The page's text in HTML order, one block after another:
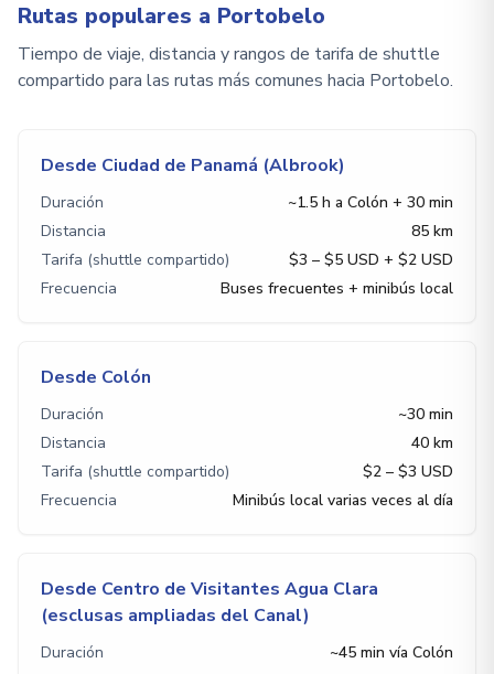
Rutas populares a Portobelo
Tiempo de viaje, distancia y rangos de tarifa de shuttle
compartido para las rutas más comunes hacia Portobelo.
Desde Ciudad de Panamá (Albrook)
Duración
~1.5 h a Colón + 30 min
Distancia
85 km
Tarifa (shuttle compartido)
$3 – $5 USD + $2 USD
Frecuencia
Buses frecuentes + minibús local
Desde Colón
Duración
~30 min
Distancia
40 km
Tarifa (shuttle compartido)
$2 – $3 USD
Frecuencia
Minibús local varias veces al día
Desde Centro de Visitantes Agua Clara
(esclusas ampliadas del Canal)
Duración
~45 min vía Colón